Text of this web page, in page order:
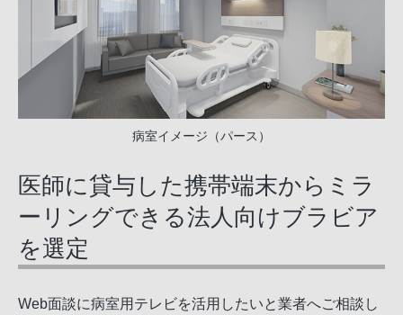
病室イメージ（パース）
医師に貸与した携帯端末からミラ
ーリングできる法人向けブラビア
を選定
Web面談に病室用テレビを活用したいと業者へご相談し